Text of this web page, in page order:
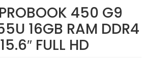
450 G9
16GB RAM DDR4
FULL HD